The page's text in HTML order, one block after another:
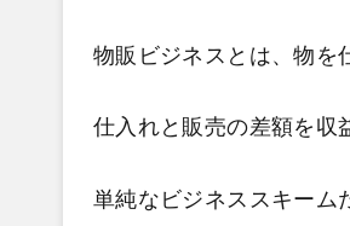
物販ビジネスとは、物を
仕入れと販売の差額を収
単純なビジネススキーム